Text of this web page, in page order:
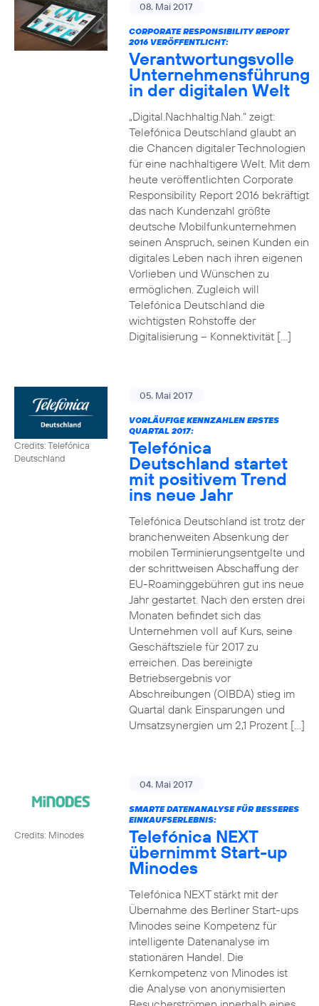
08. Mai 2017
CORPORATE RESPONSIBILITY REPORT
2016 VERÖFFENTLICHT:
Verantwortungsvolle
Unternehmensführung
in der digitalen Welt
„Digital.Nachhaltig.Nah.“ zeigt:
Telefónica Deutschland glaubt an
die Chancen digitaler Technologien
für eine nachhaltigere Welt. Mit dem
heute veröffentlichten Corporate
Responsibility Report 2016 bekräftigt
das nach Kundenzahl größte
deutsche Mobilfunkunternehmen
seinen Anspruch, seinen Kunden ein
digitales Leben nach ihren eigenen
Vorlieben und Wünschen zu
ermöglichen. Zugleich will
Telefónica Deutschland die
wichtigsten Rohstoffe der
Digitalisierung – Konnektivität […]
Credits: Telefónica
Deutschland
05. Mai 2017
VORLÄUFIGE KENNZAHLEN ERSTES
QUARTAL 2017:
Telefónica
Deutschland startet
mit positivem Trend
ins neue Jahr
Telefónica Deutschland ist trotz der
branchenweiten Absenkung der
mobilen Terminierungsentgelte und
der schrittweisen Abschaffung der
EU-Roaminggebühren gut ins neue
Jahr gestartet. Nach den ersten drei
Monaten befindet sich das
Unternehmen voll auf Kurs, seine
Geschäftsziele für 2017 zu
erreichen. Das bereinigte
Betriebsergebnis vor
Abschreibungen (OIBDA) stieg im
Quartal dank Einsparungen und
Umsatzsynergien um 2,1 Prozent […]
Credits: Minodes
04. Mai 2017
SMARTE DATENANALYSE FÜR BESSERES
EINKAUFSERLEBNIS:
Telefónica NEXT
übernimmt Start-up
Minodes
Telefónica NEXT stärkt mit der
Übernahme des Berliner Start-ups
Minodes seine Kompetenz für
intelligente Datenanalyse im
stationären Handel. Die
Kernkompetenz von Minodes ist
die Analyse von anonymisierten